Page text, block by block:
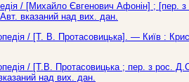
/ [Михайло Євгенович Афонін] ;
вказаний над вих. дан.
/ [Т. В. Протасовицька]. — Київ :
/ [Т.В. Протасовицька ; пер. з рос.
над вих. дан.